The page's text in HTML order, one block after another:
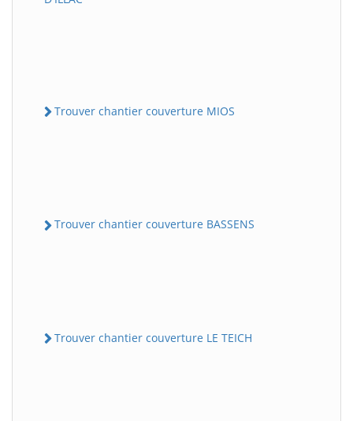
Trouver chantier couverture MIOS
Trouver chantier couverture BASSENS
Trouver chantier couverture LE TEICH